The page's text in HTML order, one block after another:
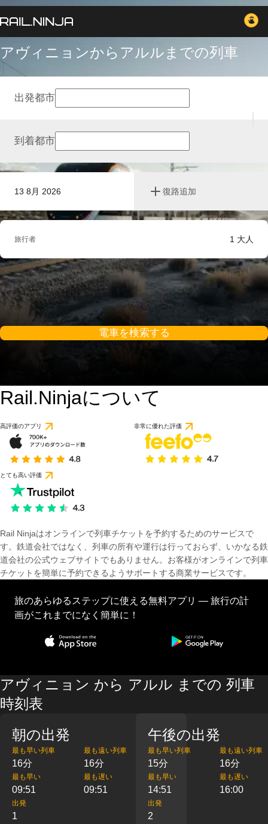
アヴィニョンからアルルまでの列車
13 8月 2026 復路追加
出発都市
到着都市
旅行者 1 大人
電車を検索する
Rail.Ninjaについて
高評価のアプリ 非常に優れた評価
とても高い評価
Rail Ninjaはオンラインで列車チケットを予約するためのサービスで
す。鉄道会社ではなく、列車の所有や運行は行っておらず、いかなる鉄
道会社の公式ウェブサイトでもありません。お客様がオンラインで列車
チケットを簡単に予約できるようサポートする商業サービスです。
旅のあらゆるステップに使える無料アプリ — 旅行の計
画がこれまでになく簡単に！
アヴィニョン から アルル までの 列車
時刻表
朝の出発
最も早い列車
16分
最も遠い列車
16分
最も早い
09:51
最も遅い
09:51
出発
1
午後の出発
最も早い列車
15分
最も遠い列車
16分
最も早い
14:51
最も遅い
16:00
出発
2